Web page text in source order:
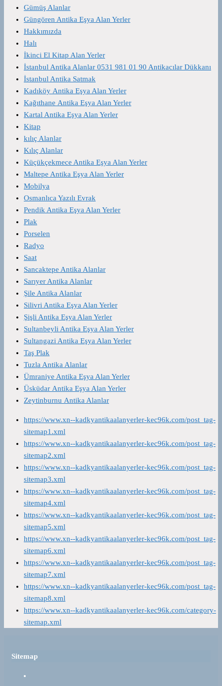
Gümüş Alanlar
Güngören Antika Eşya Alan Yerler
Hakkımızda
Halı
İkinci El Kitap Alan Yerler
İstanbul Antika Alanlar 0531 981 01 90 Antikacılar Dükkanı
İstanbul Antika Satmak
Kadıköy Antika Eşya Alan Yerler
Kağıthane Antika Eşya Alan Yerler
Kartal Antika Eşya Alan Yerler
Kitap
kılıç Alanlar
Kılıç Alanlar
Küçükçekmece Antika Eşya Alan Yerler
Maltepe Antika Eşya Alan Yerler
Mobilya
Osmanlıca Yazılı Evrak
Pendik Antika Eşya Alan Yerler
Plak
Porselen
Radyo
Saat
Sancaktepe Antika Alanlar
Sarıyer Antika Alanlar
Şile Antika Alanlar
Silivri Antika Eşya Alan Yerler
Şişli Antika Eşya Alan Yerler
Sultanbeyli Antika Eşya Alan Yerler
Sultangazi Antika Eşya Alan Yerler
Taş Plak
Tuzla Antika Alanlar
Ümraniye Antika Eşya Alan Yerler
Üsküdar Antika Eşya Alan Yerler
Zeytinburnu Antika Alanlar
https://www.xn--kadkyantikaalanyerler-kec96k.com/post_tag-
sitemap1.xml
https://www.xn--kadkyantikaalanyerler-kec96k.com/post_tag-
sitemap2.xml
https://www.xn--kadkyantikaalanyerler-kec96k.com/post_tag-
sitemap3.xml
https://www.xn--kadkyantikaalanyerler-kec96k.com/post_tag-
sitemap4.xml
https://www.xn--kadkyantikaalanyerler-kec96k.com/post_tag-
sitemap5.xml
https://www.xn--kadkyantikaalanyerler-kec96k.com/post_tag-
sitemap6.xml
https://www.xn--kadkyantikaalanyerler-kec96k.com/post_tag-
sitemap7.xml
https://www.xn--kadkyantikaalanyerler-kec96k.com/post_tag-
sitemap8.xml
https://www.xn--kadkyantikaalanyerler-kec96k.com/category-
sitemap.xml
Sitemap